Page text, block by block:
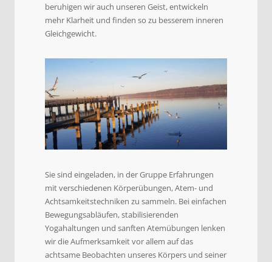
beruhigen wir auch unseren Geist, entwickeln
mehr Klarheit und finden so zu besserem inneren
Gleichgewicht.
Sie sind eingeladen, in der Gruppe Erfahrungen
mit verschiedenen Körperübungen, Atem- und
Achtsamkeitstechniken zu sammeln. Bei einfachen
Bewegungsabläufen, stabilisierenden
Yogahaltungen und sanften Atemübungen lenken
wir die Aufmerksamkeit vor allem auf das
achtsame Beobachten unseres Körpers und seiner